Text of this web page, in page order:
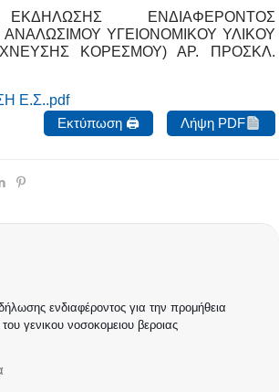
ΕΝΔΙΑΦΕΡΟΝΤΟΣ
ΥΓΕΙΟΝΟΜΙΚΟΥ ΥΛΙΚΟΥ
ΚΟΡΕΣΜΟΥ) ΑΡ. ΠΡΟΣΚΛ.
Ε.Σ..pdf
Εκτύπωση 🖨
Λήψη PDF
ενδιαφέροντος για την προμήθεια
γενικου νοσοκομειου βεροιας